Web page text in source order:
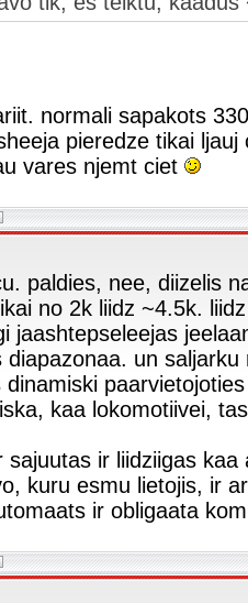
normali sapakots
pieredze tikai
vares njemt ciet
paldies, nee, diizelis
no 2k liidz ~4.5k.
jaashtepseleejas
diapazonaa. un
dinamiski
kaa lokomotiivei,
sajuutas ir liidziigas
kuru esmu lietojis, ir
ir obligaata